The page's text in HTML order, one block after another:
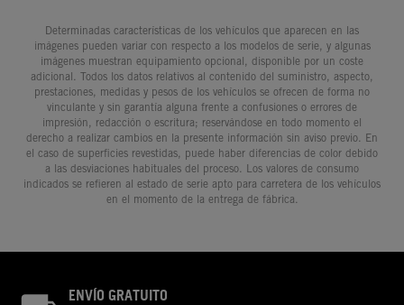
Determinadas características de los vehículos que aparecen en las
imágenes pueden variar con respecto a los modelos de serie, y algunas
imágenes muestran equipamiento opcional, disponible por un coste
adicional. Todos los datos relativos al contenido del suministro, aspecto,
prestaciones, medidas y pesos de los vehículos se ofrecen de forma no
vinculante y sin garantía alguna frente a confusiones o errores de
impresión, redacción o escritura; reservándose en todo momento el
derecho a realizar cambios en la presente información sin aviso previo. En
el caso de superficies revestidas, puede haber diferencias de color debido
a las desviaciones habituales del proceso. Los valores de consumo
indicados se refieren al estado de serie apto para carretera de los vehículos
en el momento de la entrega de fábrica.
ENVÍO GRATUITO